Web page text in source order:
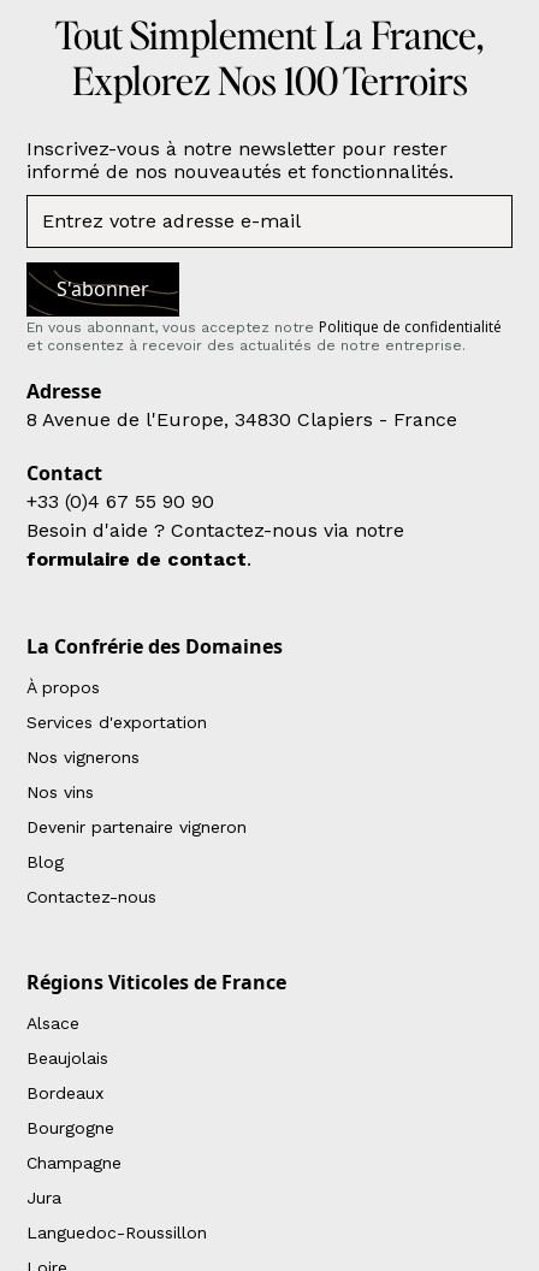
Tout Simplement La France,
Explorez Nos 100 Terroirs
Inscrivez-vous à notre newsletter pour rester
informé de nos nouveautés et fonctionnalités.
En vous abonnant, vous acceptez notre Politique de confidentialité
et consentez à recevoir des actualités de notre entreprise.
Adresse
8 Avenue de l'Europe, 34830 Clapiers - France
Contact
+33 (0)4 67 55 90 90
Besoin d'aide ? Contactez-nous via notre
formulaire de contact.
La Confrérie des Domaines
À propos
Services d'exportation
Nos vignerons
Nos vins
Devenir partenaire vigneron
Blog
Contactez-nous
Régions Viticoles de France
Alsace
Beaujolais
Bordeaux
Bourgogne
Champagne
Jura
Languedoc-Roussillon
Loire